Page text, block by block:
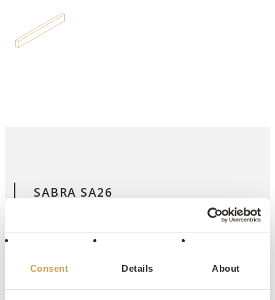
Consent Details About
SABRA SA26
structuren.